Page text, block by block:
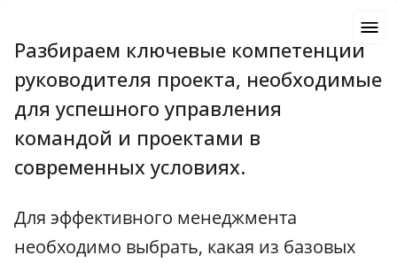
Разбираем ключевые компетенции
руководителя проекта, необходимые
для успешного управления
командой и проектами в
современных условиях.
Для эффективного менеджмента
необходимо выбрать, какая из базовых